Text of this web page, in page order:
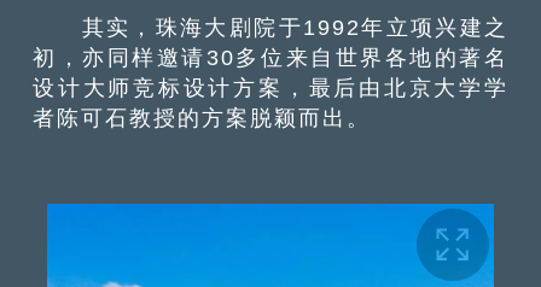
其实，珠海大剧院于1992年立项兴建之
初，亦同样邀请30多位来自世界各地的著名
设计大师竞标设计方案，最后由北京大学学
者陈可石教授的方案脱颖而出。